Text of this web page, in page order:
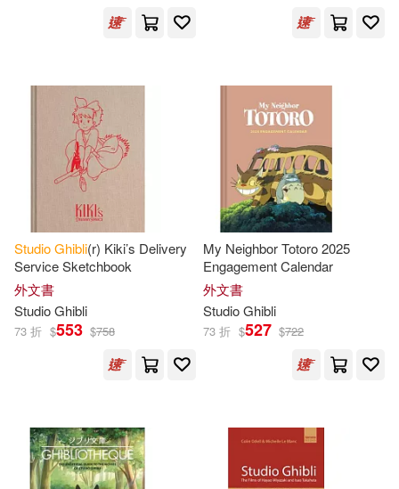
StudioGhibli(r) Kiki’s Delivery
Service Sketchbook
外文書
StudioGhibli
73 折 $553 $758
My Neighbor Totoro 2025
Engagement Calendar
外文書
StudioGhibli
73 折 $527 $722